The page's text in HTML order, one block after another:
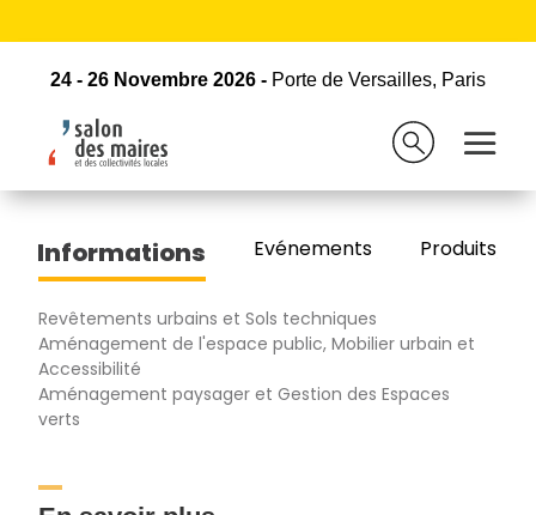
24 - 26 Novembre 2026 - Porte de Versailles, Paris
24 - 26 Novembre 2026 - Porte de Versailles, Paris
Retour à la liste des exposants
TECHNISEAL EUROPE
Informations Evénements Produits/
Revêtements urbains et Sols techniques
Aménagement de l'espace public, Mobilier urbain et
Accessibilité
Aménagement paysager et Gestion des Espaces
verts